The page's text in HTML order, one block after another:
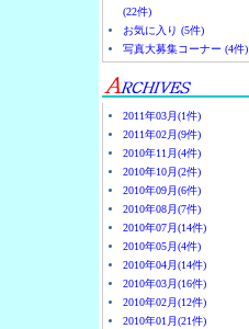
(22件)
お気に入り (5件)
写真大募集コーナー (4件)
2011年03月(1件)
2011年02月(9件)
2010年11月(4件)
2010年10月(2件)
2010年09月(6件)
2010年08月(7件)
2010年07月(14件)
2010年05月(4件)
2010年04月(14件)
2010年03月(16件)
2010年02月(12件)
2010年01月(21件)